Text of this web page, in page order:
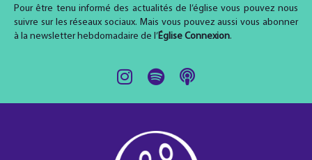
Pour être tenu informé des actualités de l’église vous pouvez nous
suivre sur les réseaux sociaux. Mais vous pouvez aussi vous abonner
à la newsletter hebdomadaire de l’Église Connexion.